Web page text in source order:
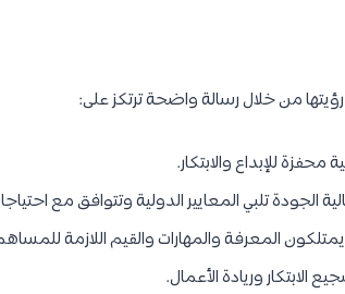
من خلال رسالة واضحة ترتكز على:
محفزة للإبداع والابتكار.
الجودة تلبي المعايير الدولية وتتوافق مع
المعرفة والمهارات والقيم اللازمة
الابتكار وريادة الأعمال.